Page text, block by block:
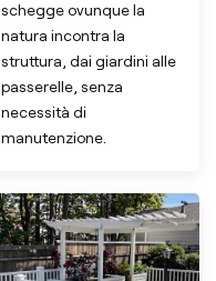
schegge ovunque la
natura incontra la
struttura, dai giardini alle
passerelle, senza
necessità di
manutenzione.